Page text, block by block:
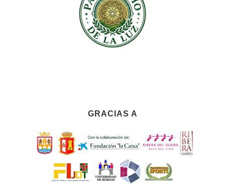
GRACIAS A